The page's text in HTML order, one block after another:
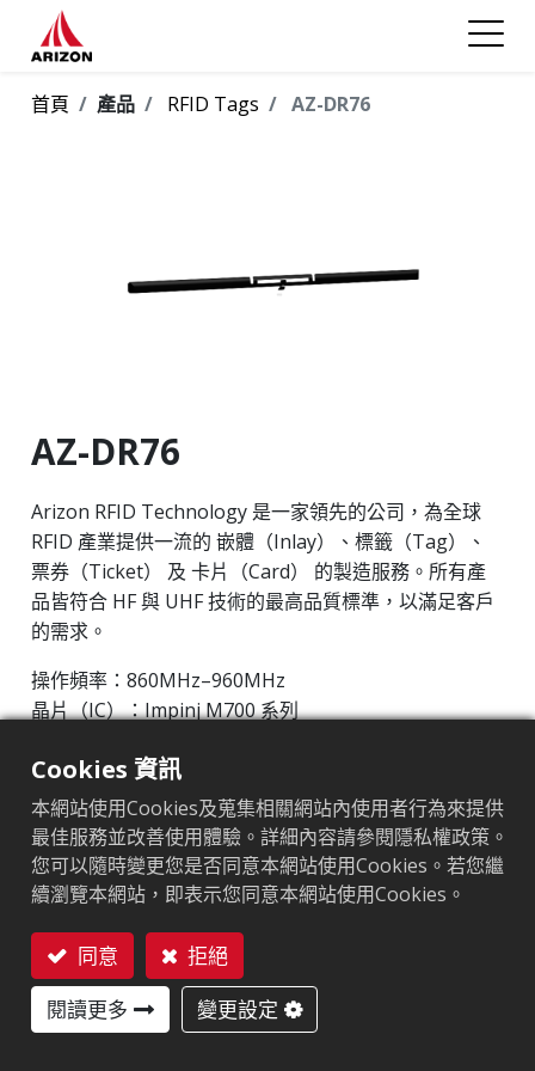
首頁 產品 RFID Tags AZ-DR76
AZ-DR76
Arizon RFID Technology 是一家領先的公司，為全球
RFID 產業提供一流的 嵌體（Inlay）、標籤（Tag）、
票券（Ticket） 及 卡片（Card） 的製造服務。所有產
品皆符合 HF 與 UHF 技術的最高品質標準，以滿足客戶
的需求。
操作頻率：860MHz–960MHz
晶片（IC）：Impinj M700 系列
市場區隔
晶片:Impinj M700 Series
天線尺寸（mm）:2.5x83
EPC記憶體:128 bits/96 bits
用戶記憶體
0/32 bits
Cookies 資訊
本網站使用Cookies及蒐集相關網站內使用者行為來提供
最佳服務並改善使用體驗。詳細內容請參閱隱私權政策。
您可以隨時變更您是否同意本網站使用Cookies。若您繼
續瀏覽本網站，即表示您同意本網站使用Cookies。
同意
拒絕
閱讀更多
變更設定